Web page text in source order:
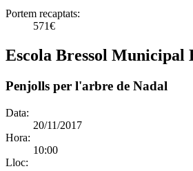
Portem recaptats:
571€
Escola Bressol Municipal
Penjolls per l'arbre de Nadal
Data:
20/11/2017
Hora:
10:00
Lloc: